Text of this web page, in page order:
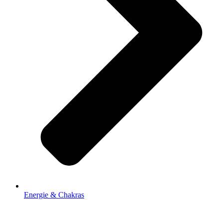
Energie & Chakras